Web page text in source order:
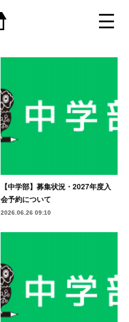
【中学部】募集状況・2027年度入
会予約について
2026.06.26 09:10